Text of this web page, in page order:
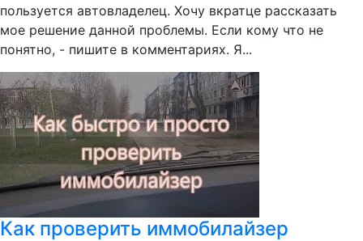
пользуется автовладелец. Хочу вкратце рассказать
мое решение данной проблемы. Если кому что не
понятно, - пишите в комментариях. Я...
Как проверить иммобилайзер